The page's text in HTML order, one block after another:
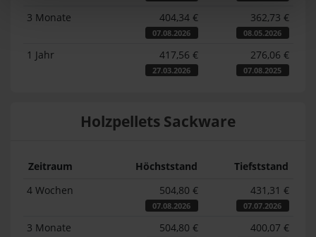
3 Monate 404,34 €
07.08.2026
362,73 €
08.05.2026
1 Jahr 417,56 €
27.03.2026
276,06 €
07.08.2025
Holzpellets Sackware
Zeitraum Höchststand
Tiefststand
4 Wochen
504,80 €
07.08.2026
431,31 €
07.07.2026
3 Monate 504,80 € 400,07 €